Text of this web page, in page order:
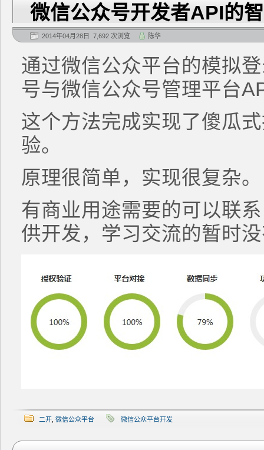
微信公众号开发者API的
2014年04月28日 7,692 次浏览 陈华
通过微信公众平台的模拟
号与微信公众号管理平台
这个方法完成实现了傻瓜
验。
原理很简单，实现很复杂。
有商业用途需要的可以联
供开发，学习交流的暂时
二开 微信公众平台 微信公众平台开发